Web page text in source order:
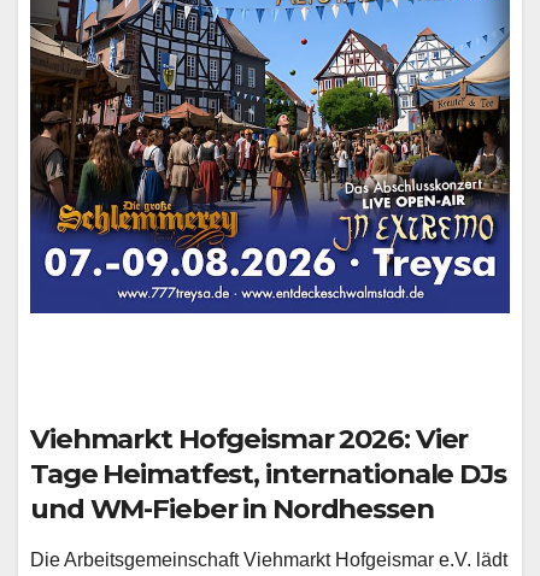
Viehmarkt Hofgeismar 2026: Vier
Tage Heimatfest, internationale DJs
und WM-Fieber in Nordhessen
Die Arbeitsgemeinschaft Viehmarkt Hofgeismar e.V. lädt